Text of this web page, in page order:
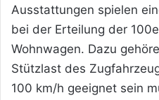
Ausstattungen spielen
bei der Erteilung der
Wohnwagen. Dazu
Stützlast des
100 km/h geeignet sein